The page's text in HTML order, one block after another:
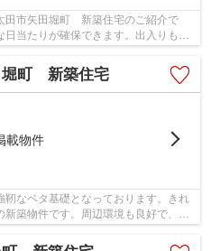
田市矢田堀町 新築住宅のご紹介で
当たりが確保できます。出入りも快
堀町 新築住宅
載物件
なベタ基礎となっております。きれ
築物件です。周辺環境も良好で、魅
築の物件です...